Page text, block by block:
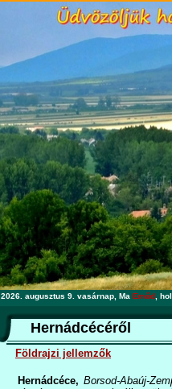
2026. augusztus 9. vasárnap, Ma Emőd ,
Hernádcécéről
Földrajzi jellemzők
Hernádcéce, Borsod-Abaúj-